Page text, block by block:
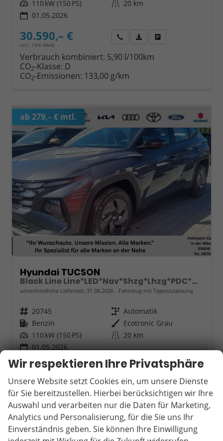
Leistung 110 kW (150 PS) Kilometerstand 20 km
01.05.2026
30.590,– €
incl. 19% MwSt.
Wir rufen Sie anFahrzeugexposé (PDF)
Verbrauch kombiniert: 5,90 l/100km
CO2-Klasse: D
CO2-Emissionen: 133,00 g/km
ab 279,– € mtl.
Hyundai TUCSON
Black Line Line*LED*Nav*Shzg*Lhzg*PDC*Cam*17"
unverbindliche Lieferzeit: 31.08.2026 Fahrzeug mit Tageszulassung
Fahrzeugnr. 20745 Getriebe Automatik
Kraftstoff Benzin Außenfarbe Ecotronic Grau
Leistung 110 kW (150 PS) Kilometerstand 20 km
01.05.2026
30.590,– €
incl. 19% MwSt.
Wir rufen Sie an
Fahrzeugexposé (PDF)
Fahrzeug parken
Verbrauch kombiniert:
5,90 l/100km
CO 2-Klasse:D
CO2-Emissionen:133,00 g/km
Wir respektieren Ihre Privatsphäre
Unsere Website setzt Cookies ein, um unsere Dienste
für Sie bereitzustellen. Hierbei berücksichtigen wir Ihre
Auswahl und verarbeiten nur die Daten für Marketing,
Analytics und Personalisierung, für die Sie uns Ihr
Einverständnis geben. Sie können Ihre Einwilligung